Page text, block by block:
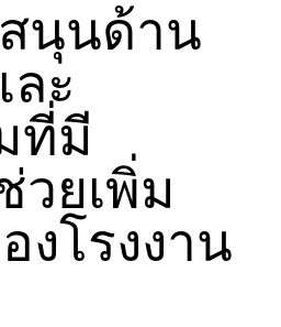
นุนด้าน
ะ
ที่มี
ยเพิ่ม
งโรงงาน